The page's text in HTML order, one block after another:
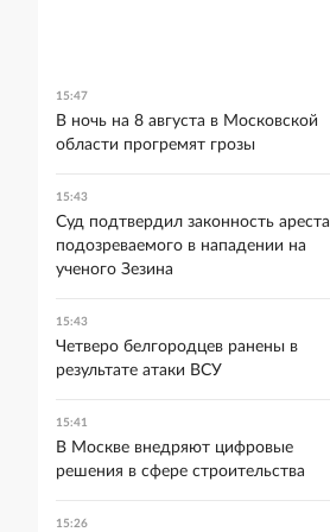
15:47
В ночь на 8 августа в Московской
области прогремят грозы
15:43
Суд подтвердил законность ареста
подозреваемого в нападении на
ученого Зезина
15:43
Четверо белгородцев ранены в
результате атаки ВСУ
15:41
В Москве внедряют цифровые
решения в сфере строительства
15:26